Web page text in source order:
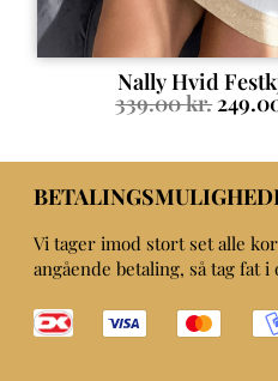
Nally Hvid
339.00kr.
Vi tager imod stort set alle
angående betaling, så tag fat i